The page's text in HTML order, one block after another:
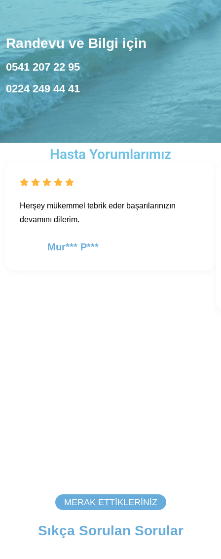
Randevu ve Bilgi için
0541 207 22 95
0224 249 44 41
Hasta Yorumlarımız
Herşey mükemmel tebrik eder başarılarınızın
devamını dilerim.
Mur*** P***
MERAK ETTIKLERINIZ
Sıkça Sorulan Sorular